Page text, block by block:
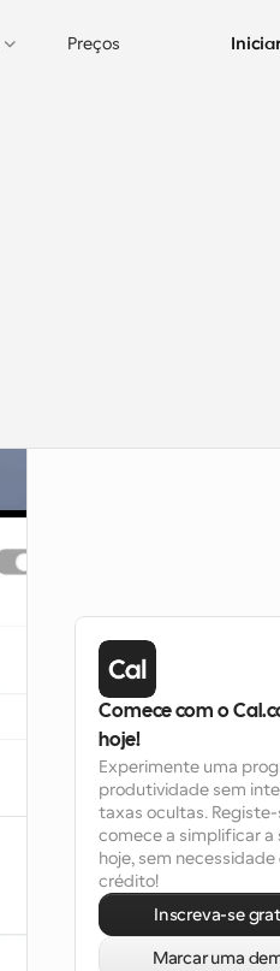
Preços
Comece com o
hoje!
Experimente uma
produtividade sem
taxas ocultas.
comece a simplificar a
hoje, sem
crédito!
Inscreva-se
Marcar uma